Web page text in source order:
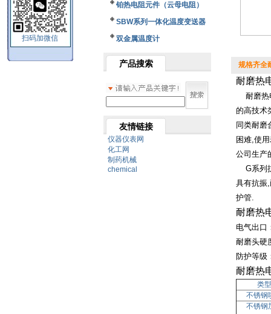
扫码加微信
铂热电阻元件（云母电阻）
SBW系列一体化温度变送器
双金属温度计
产品搜索
友情链接
仪器仪表网
化工网
制药机械
chemical
规格齐全
耐磨热
耐磨热
的高技术
同类耐磨
困难,使
公司生产
G系列
具有抗振,
护管.
耐磨热
电气出口
耐磨头硬
防护等级
耐磨热
类型
不锈钢
不锈钢